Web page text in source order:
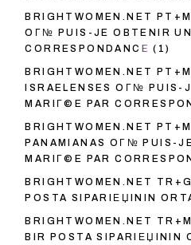
BRIGHTWOMEN.NET
OГ№ PUIS-JE OBTENIR
CORRESPONDANCE (1)
BRIGHTWOMEN.NET
ISRAELENSES OГ№ PUIS-
MARIГ©E PAR
BRIGHTWOMEN.NET
PANAMIANAS OГ№ PUIS-
MARIГ©E PAR
BRIGHTWOMEN.NET
POSTA SIPARIЕЏININ
BRIGHTWOMEN.NET
BIR POSTA SIPARIЕЏININ